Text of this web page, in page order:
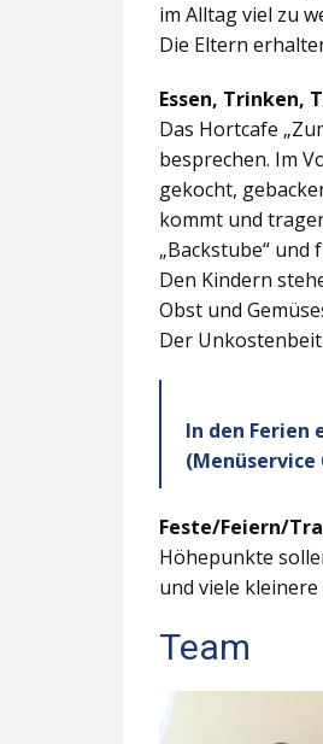
im Alltag viel zu
Die Eltern
Essen, Trinken,
Das Hortcafe
besprechen. Im
gekocht,
kommt und
„Backstube“
Den Kindern
Obst und
Der
In den
(Menüservice
Feste/Feiern/
Höhepunkte
und viele
Team